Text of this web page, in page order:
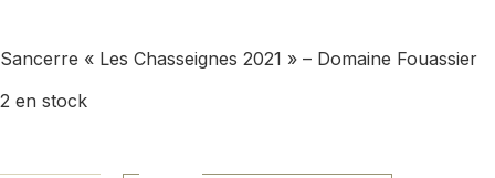
Sancerre « Les Chasseignes 2021 » – Domaine Fouassier
2 en stock